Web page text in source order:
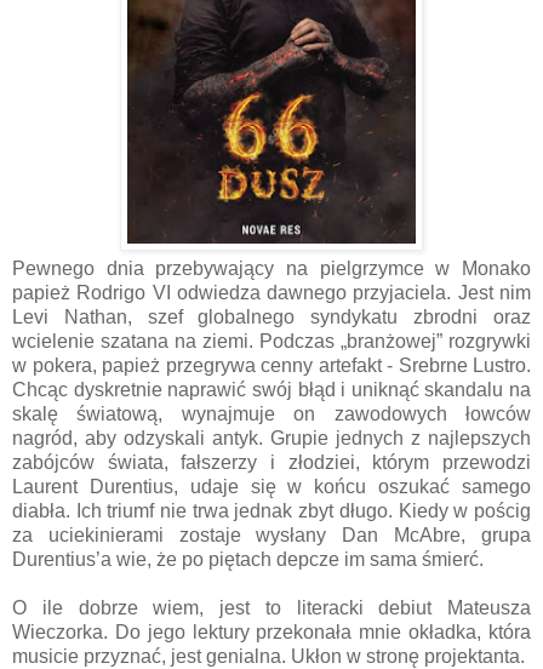
Pewnego dnia przebywający na pielgrzymce w Monako
papież Rodrigo VI odwiedza dawnego przyjaciela. Jest nim
Levi Nathan, szef globalnego syndykatu zbrodni oraz
wcielenie szatana na ziemi. Podczas „branżowej” rozgrywki
w pokera, papież przegrywa cenny artefakt - Srebrne Lustro.
Chcąc dyskretnie naprawić swój błąd i uniknąć skandalu na
skalę światową, wynajmuje on zawodowych łowców
nagród, aby odzyskali antyk. Grupie jednych z najlepszych
zabójców świata, fałszerzy i złodziei, którym przewodzi
Laurent Durentius, udaje się w końcu oszukać samego
diabła. Ich triumf nie trwa jednak zbyt długo. Kiedy w pościg
za uciekinierami zostaje wysłany Dan McAbre, grupa
Durentius’a wie, że po piętach depcze im sama śmierć.
O ile dobrze wiem, jest to literacki debiut Mateusza
Wieczorka. Do jego lektury przekonała mnie okładka, która
musicie przyznać, jest genialna. Ukłon w stronę projektanta.